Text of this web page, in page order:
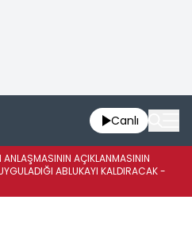
Canlı
AÇIKLANMASININ
ABLUKAYI KALDIRACAK -